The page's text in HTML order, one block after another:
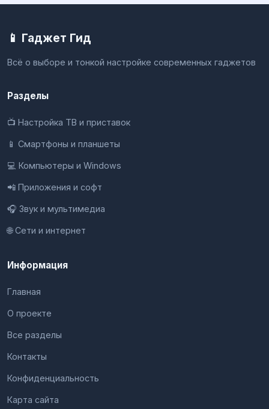
📱 Гаджет Гид
Всё о выборе и тонкой настройке современных гаджетов
Разделы
📺 Настройка ТВ и приставок
📱 Смартфоны и планшеты
💻 Компьютеры и Windows
📲 Приложения и софт
🎧 Звук и мультимедиа
🌐 Сети и интернет
Информация
Главная
О проекте
Все разделы
Контакты
Конфиденциальность
Карта сайта